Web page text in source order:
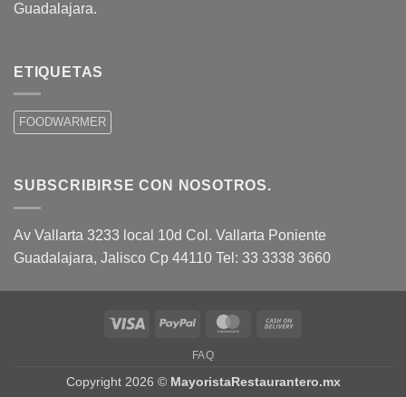
Guadalajara.
ETIQUETAS
FOODWARMER
SUBSCRIBIRSE CON NOSOTROS.
Av Vallarta 3233 local 10d Col. Vallarta Poniente
Guadalajara, Jalisco Cp 44110 Tel: 33 3338 3660
Visa PayPal MasterCard
FAQ
Copyright 2026 © MayoristaRestaurantero.mx